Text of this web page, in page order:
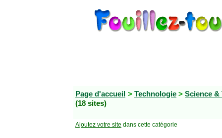
Page d'accueil > Technologie > Science &
(18 sites)
Ajoutez votre site dans cette catégorie